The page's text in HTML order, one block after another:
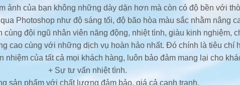
ảnh của bạn không những dày dặn hơn mà còn có độ bền với
Photoshop như độ sáng tối, độ bão hòa màu sắc nhằm nâng
đội ngũ nhân viên năng động, nhiệt tình, giàu kinh nghiệm,
cao cùng với những dịch vụ hoàn hảo nhất. Đó chính là tiêu chí
nhiệm của tất cả mọi khách hàng, luôn bảo đảm mang lại cho
+ Sự tư vấn nhiệt tình.
sản phẩm với chất lượng đảm bảo, giá cả cạnh tranh.